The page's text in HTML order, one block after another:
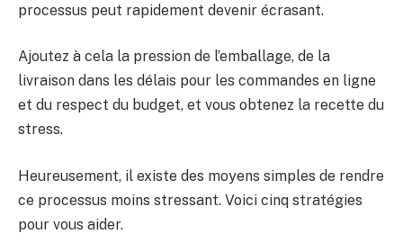
processus peut rapidement devenir écrasant.
Ajoutez à cela la pression de l’emballage, de la
livraison dans les délais pour les commandes en ligne
et du respect du budget, et vous obtenez la recette du
stress.
Heureusement, il existe des moyens simples de rendre
ce processus moins stressant. Voici cinq stratégies
pour vous aider.